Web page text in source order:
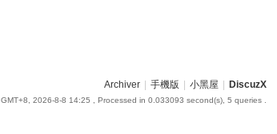
Archiver 手機版 小黑屋 DiscuzX
GMT+8, 2026-8-8 14:25 , Processed in 0.033093 second(s), 5 queries .